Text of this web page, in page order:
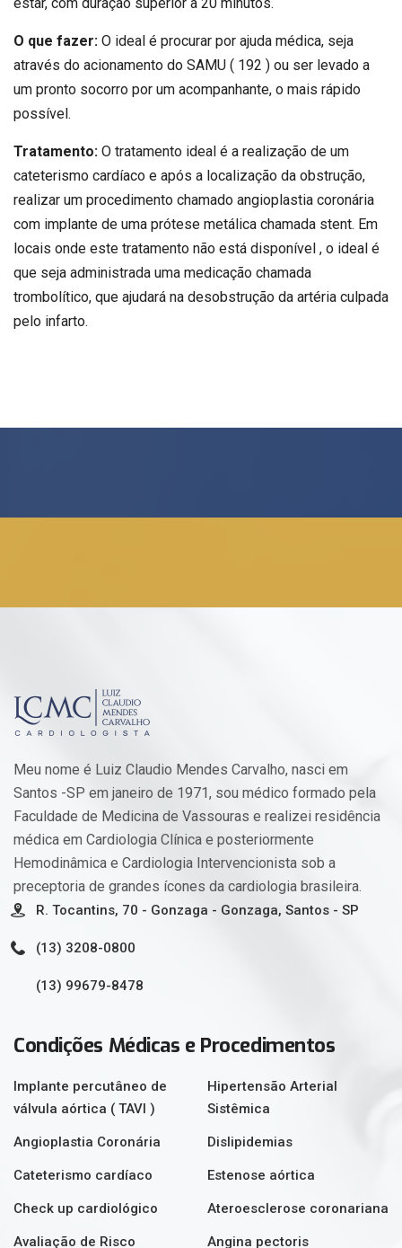
O que fazer: O ideal é procurar por ajuda médica, seja
através do acionamento do SAMU ( 192 ) ou ser levado a
um pronto socorro por um acompanhante, o mais rápido
possível.
Tratamento: O tratamento ideal é a realização de um
cateterismo cardíaco e após a localização da obstrução,
realizar um procedimento chamado angioplastia coronária
com implante de uma prótese metálica chamada stent. Em
locais onde este tratamento não está disponível , o ideal é
que seja administrada uma medicação chamada
trombolítico, que ajudará na desobstrução da artéria culpada
pelo infarto.
Meu nome é Luiz Claudio Mendes Carvalho, nasci em
Santos -SP em janeiro de 1971, sou médico formado pela
Faculdade de Medicina de Vassouras e realizei residência
médica em Cardiologia Clínica e posteriormente
Hemodinâmica e Cardiologia Intervencionista sob a
preceptoria de grandes ícones da cardiologia brasileira.
R. Tocantins, 70 - Gonzaga - Gonzaga, Santos - SP
(13) 3208-0800
(13) 99679-8478
Condições Médicas e Procedimentos
Implante percutâneo de
válvula aórtica ( TAVI )
Angioplastia Coronária
Cateterismo cardíaco
Check up cardiológico
Avaliação de Risco
Hipertensão Arterial
Sistêmica
Dislipidemias
Estenose aórtica
Ateroesclerose coronariana
Angina pectoris